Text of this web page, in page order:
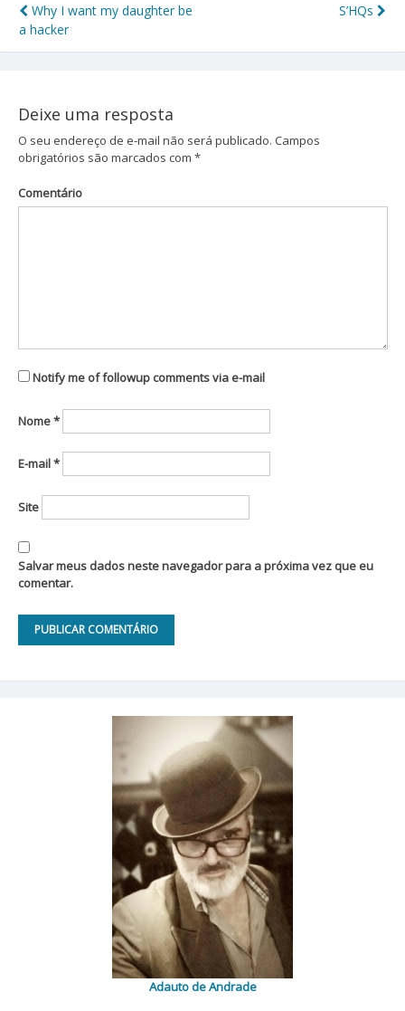
Navegação
de
Why I want my daughter be
a hacker
S’HQs
Deixe uma resposta
O seu endereço de e-mail não será publicado. Campos
obrigatórios são marcados com *
Comentário
Notify me of followup comments via e-mail
Nome*
E-mail*
Site
Salvar meus dados neste navegador para a próxima vez que eu
comentar.
Adauto de Andrade